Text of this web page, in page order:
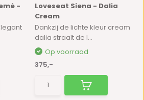
-
Loveseat Siena - Dalia
Cream
Dankzij de lichte kleur cream
dalia straalt de l...
Op voorraad
375,-